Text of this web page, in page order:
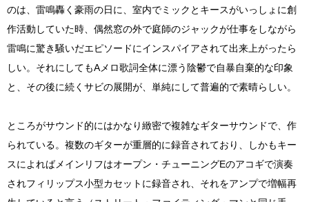
のは、雷鳴轟く豪雨の日に、室内でミックとキースがいっしょに創
作活動していた時、偶然窓の外で庭師のジャックが仕事をしながら
雷鳴に驚き騒いだエピソードにインスパイアされて出来上がったら
しい。それにしてもAメロ歌詞全体に漂う陰鬱で自暴自棄的な印象
と、その後に続くサビの展開が、単純にして普遍的で素晴らしい。
ところがサウンド的にはかなり緻密で複雑なギターサウンドで、作
られている。複数のギターが重層的に録音されており、しかもキー
スによればメインリフはオープン・チューニングEのアコギで演奏
されフィリップス小型カセットに録音され、それをアンプで増幅再